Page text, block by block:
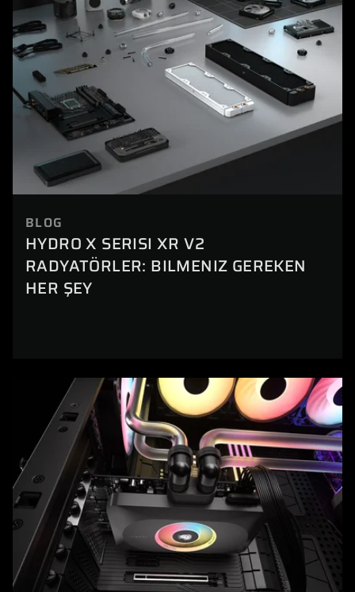
BLOG
HYDRO X SERISI XR V2
RADYATÖRLER: BILMENIZ GEREKEN
HER ŞEY